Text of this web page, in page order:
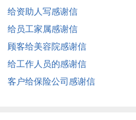
给资助人写感谢信
给员工家属感谢信
顾客给美容院感谢信
给工作人员的感谢信
客户给保险公司感谢信